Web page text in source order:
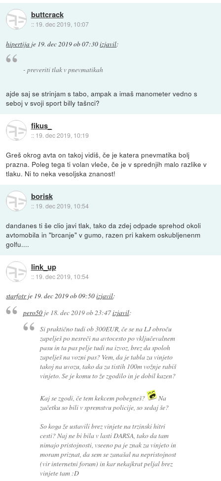
buttcrack
:: 19. dec 2019, 10:07
hipertija je 19. dec 2019 ob 07:30izjavil:
- preveriti tlak v pnevmatikah
ajde saj se strinjam s tabo, ampak a imaš manometer vedno s
seboj v svoji sport billy tašnci?
fikus_
:: 19. dec 2019, 10:19
Greš okrog avta on takoj vidiš, če je katera pnevmatika bolj
prazna. Poleg tega ti volan vleče, če je v sprednjih malo razlike v
tlaku. Ni to neka vesoljska znanost!
borisk
:: 19. dec 2019, 10:54
dandanes ti še clio javi tlak, tako da zdej odpade sprehod okoli
avtomobila in "brcanje" v gumo, razen pri kakem oskubljenenm
golfu....
link_up
:: 19. dec 2019, 10:54
starfotrje 19. dec 2019 ob 09:50izjavil:
pero50je 18. dec 2019 ob 23:47izjavil:
Si praktično tudi ob 300EUR, če se na LJ obroču
zapelješ po nesreči na avtocesto po vključevalnem
pasu in ta pas pelje tudi na izvoz, brez da spoloh
zapelješ na vozni pas? Vem, da je tabla za vinjeto
takoj na uvozu, tako da za tistih 100m vožnje rabiš
vinjeto. Se je komu to že zgodilo in je dobil kazen?
Kaj se zgodi, če tem kekcem pobegneš?
Na
začetku so bili v spremstvu policije, so sedaj še?
So koga že ustavili brez vinjete na trzinski hitri
cesti? Naj ne bi bila v lasti DARSA, tako da tam
nimajo pristojnosti, vseeno pa je znak za vinjeto in
moram priznat, da sem se zanašal na nepristojnost
(vir internetni forum) in kar nekajkrat peljal brez
vinjete tam :D